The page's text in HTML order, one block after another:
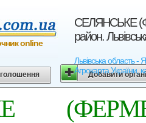
СЕЛЯНСЬКЕ
район.
Львівська
Агрокарта України,
online
Добавити